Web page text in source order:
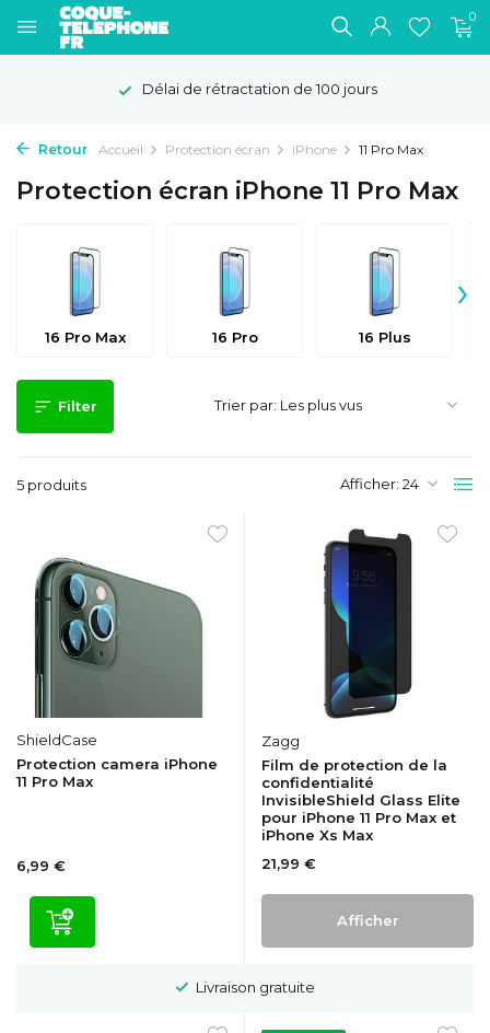
0
Délai de rétractation de 100 jours
Retour Accueil Protection écran iPhone 11 Pro Max
Protection écran iPhone 11 Pro Max
16 Pro Max 16 Pro 16 Plus
›
Filter
5 produits Afficher:
Trier par:
ShieldCase
Protection camera iPhone
11 Pro Max
6,99 €
Zagg
Film de protection de la
confidentialité
InvisibleShield Glass Elite
pour iPhone 11 Pro Max et
iPhone Xs Max
21,99 €
Afficher
Délai de rétractation de 100 jours